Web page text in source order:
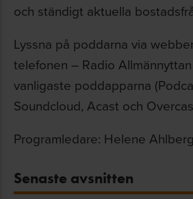
och ständigt aktuella
Lyssna på poddarna via
telefonen – Radio
vanligaste poddapparna
Soundcloud, Acast och
Programledare: Helene
Senaste avsnitten